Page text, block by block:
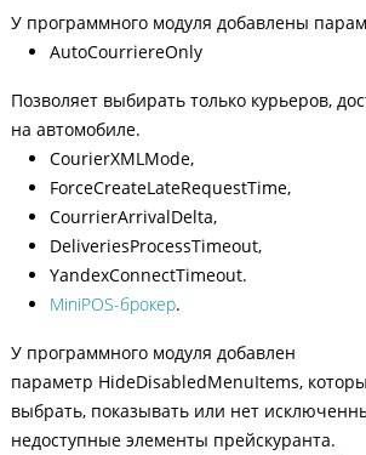
У программного модуля добавлены
AutoCourriereOnly
Позволяет выбирать только курьеров,
на автомобиле.
CourierXMLMode,
ForceCreateLateRequestTime,
CourrierArrivalDelta,
DeliveriesProcessTimeout,
YandexConnectTimeout.
MiniPOS-брокер.
У программного модуля добавлен
параметр HideDisabledMenuItems,
выбрать, показывать или нет
недоступные элементы прейскуранта.